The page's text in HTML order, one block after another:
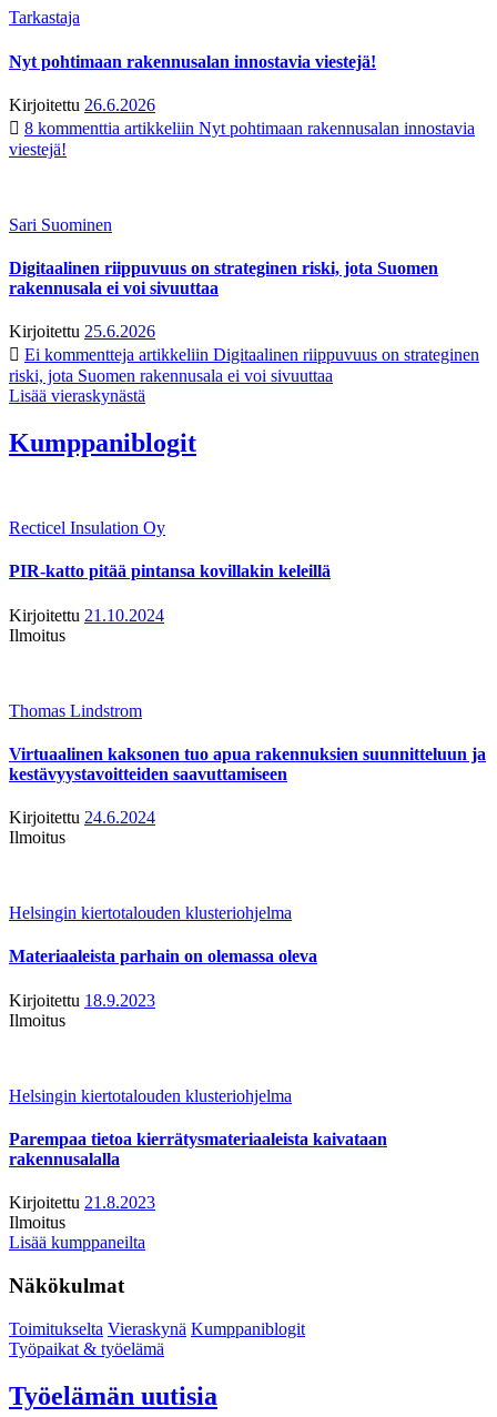
Tarkastaja
Nyt pohtimaan rakennusalan innostavia viestejä!
Kirjoitettu 26.6.2026
8 kommenttia artikkeliin Nyt pohtimaan rakennusalan innostavia
viestejä!
Sari Suominen
Digitaalinen riippuvuus on strateginen riski, jota Suomen
rakennusala ei voi sivuuttaa
Kirjoitettu 25.6.2026
Ei kommentteja artikkeliin Digitaalinen riippuvuus on strateginen
riski, jota Suomen rakennusala ei voi sivuuttaa
Lisää vieraskynästä
Kumppaniblogit
Recticel Insulation Oy
PIR-katto pitää pintansa kovillakin keleillä
Kirjoitettu 21.10.2024
Ilmoitus
Thomas Lindstrom
Virtuaalinen kaksonen tuo apua rakennuksien suunnitteluun ja
kestävyystavoitteiden saavuttamiseen
Kirjoitettu 24.6.2024
Ilmoitus
Helsingin kiertotalouden klusteriohjelma
Materiaaleista parhain on olemassa oleva
Kirjoitettu 18.9.2023
Ilmoitus
Helsingin kiertotalouden klusteriohjelma
Parempaa tietoa kierrätysmateriaaleista kaivataan
rakennusalalla
Kirjoitettu 21.8.2023
Ilmoitus
Lisää kumppaneilta
Näkökulmat
Toimitukselta Vieraskynä Kumppaniblogit
Työpaikat & työelämä
Työelämän uutisia